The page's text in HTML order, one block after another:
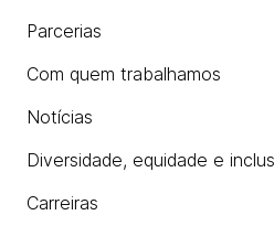
Parcerias
Com quem trabalhamos
Notícias
Diversidade, equidade e
Carreiras